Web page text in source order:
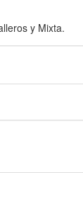
y Mixta.